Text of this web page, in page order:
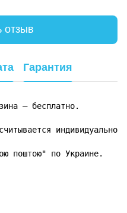
отзыв
Гарантия
– бесплатно.
индивидуально.
поштою" по Украине.